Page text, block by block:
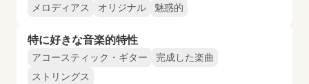
メロディアス
オリジナル 魅惑的
特に好きな音楽的特性
アコースティック・ギター
完成した楽曲
ストリングス